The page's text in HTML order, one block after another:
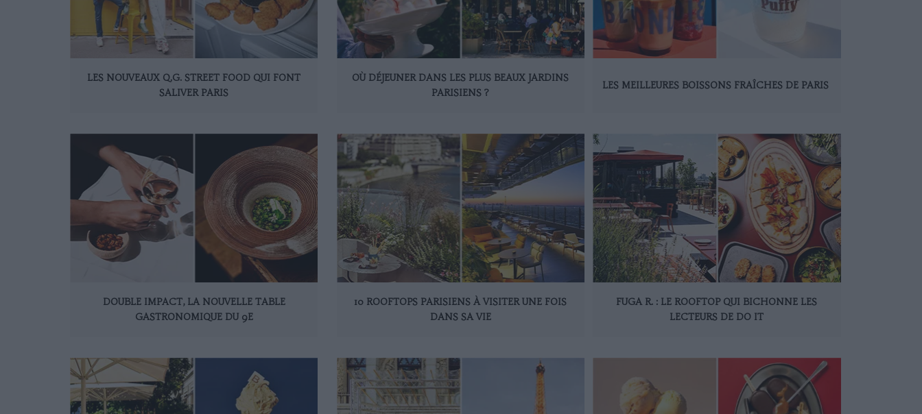
LES NOUVEAUX Q.G. STREET FOOD QUI FONT
SALIVER PARIS
OÙ DÉJEUNER DANS LES PLUS BEAUX JARDINS
PARISIENS ?
LES MEILLEURES BOISSONS FRAÎCHES DE PARIS
DOUBLE IMPACT, LA NOUVELLE TABLE
GASTRONOMIQUE DU 9E
10 ROOFTOPS PARISIENS À VISITER UNE FOIS
DANS SA VIE
FUGA R. : LE ROOFTOP QUI BICHONNE LES
LECTEURS DE DO IT